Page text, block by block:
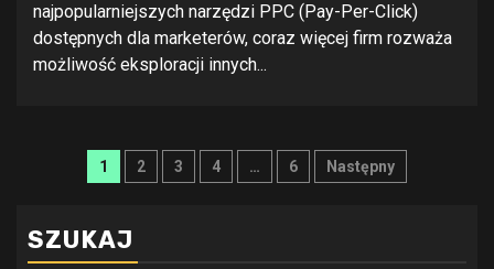
najpopularniejszych narzędzi PPC (Pay-Per-Click)
dostępnych dla marketerów, coraz więcej firm rozważa
możliwość eksploracji innych...
Stronicowanie
1 2 3 4 … 6 Następny
SZUKAJ